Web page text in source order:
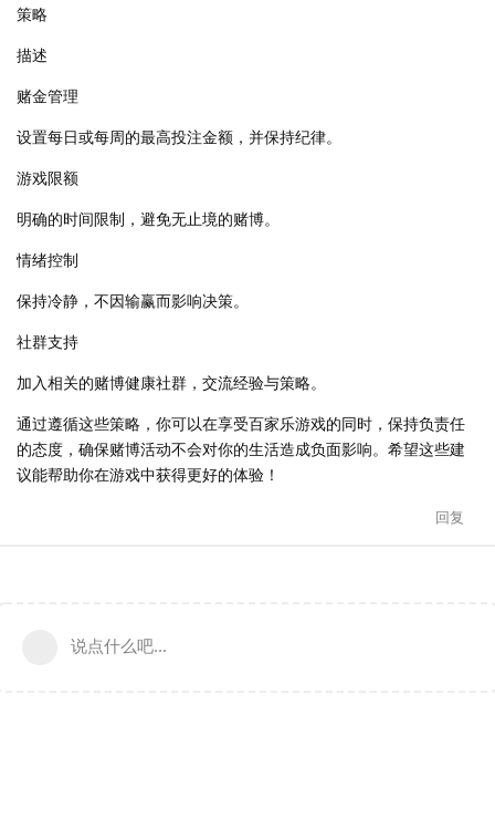
策略
描述
赌金管理
设置每日或每周的最高投注金额，并保持纪律。
游戏限额
明确的时间限制，避免无止境的赌博。
情绪控制
保持冷静，不因输赢而影响决策。
社群支持
加入相关的赌博健康社群，交流经验与策略。
通过遵循这些策略，你可以在享受百家乐游戏的同时，保持负责任
的态度，确保赌博活动不会对你的生活造成负面影响。希望这些建
议能帮助你在游戏中获得更好的体验！
回复
说点什么吧...